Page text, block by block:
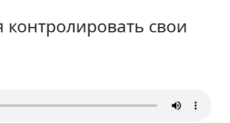
контролировать свои